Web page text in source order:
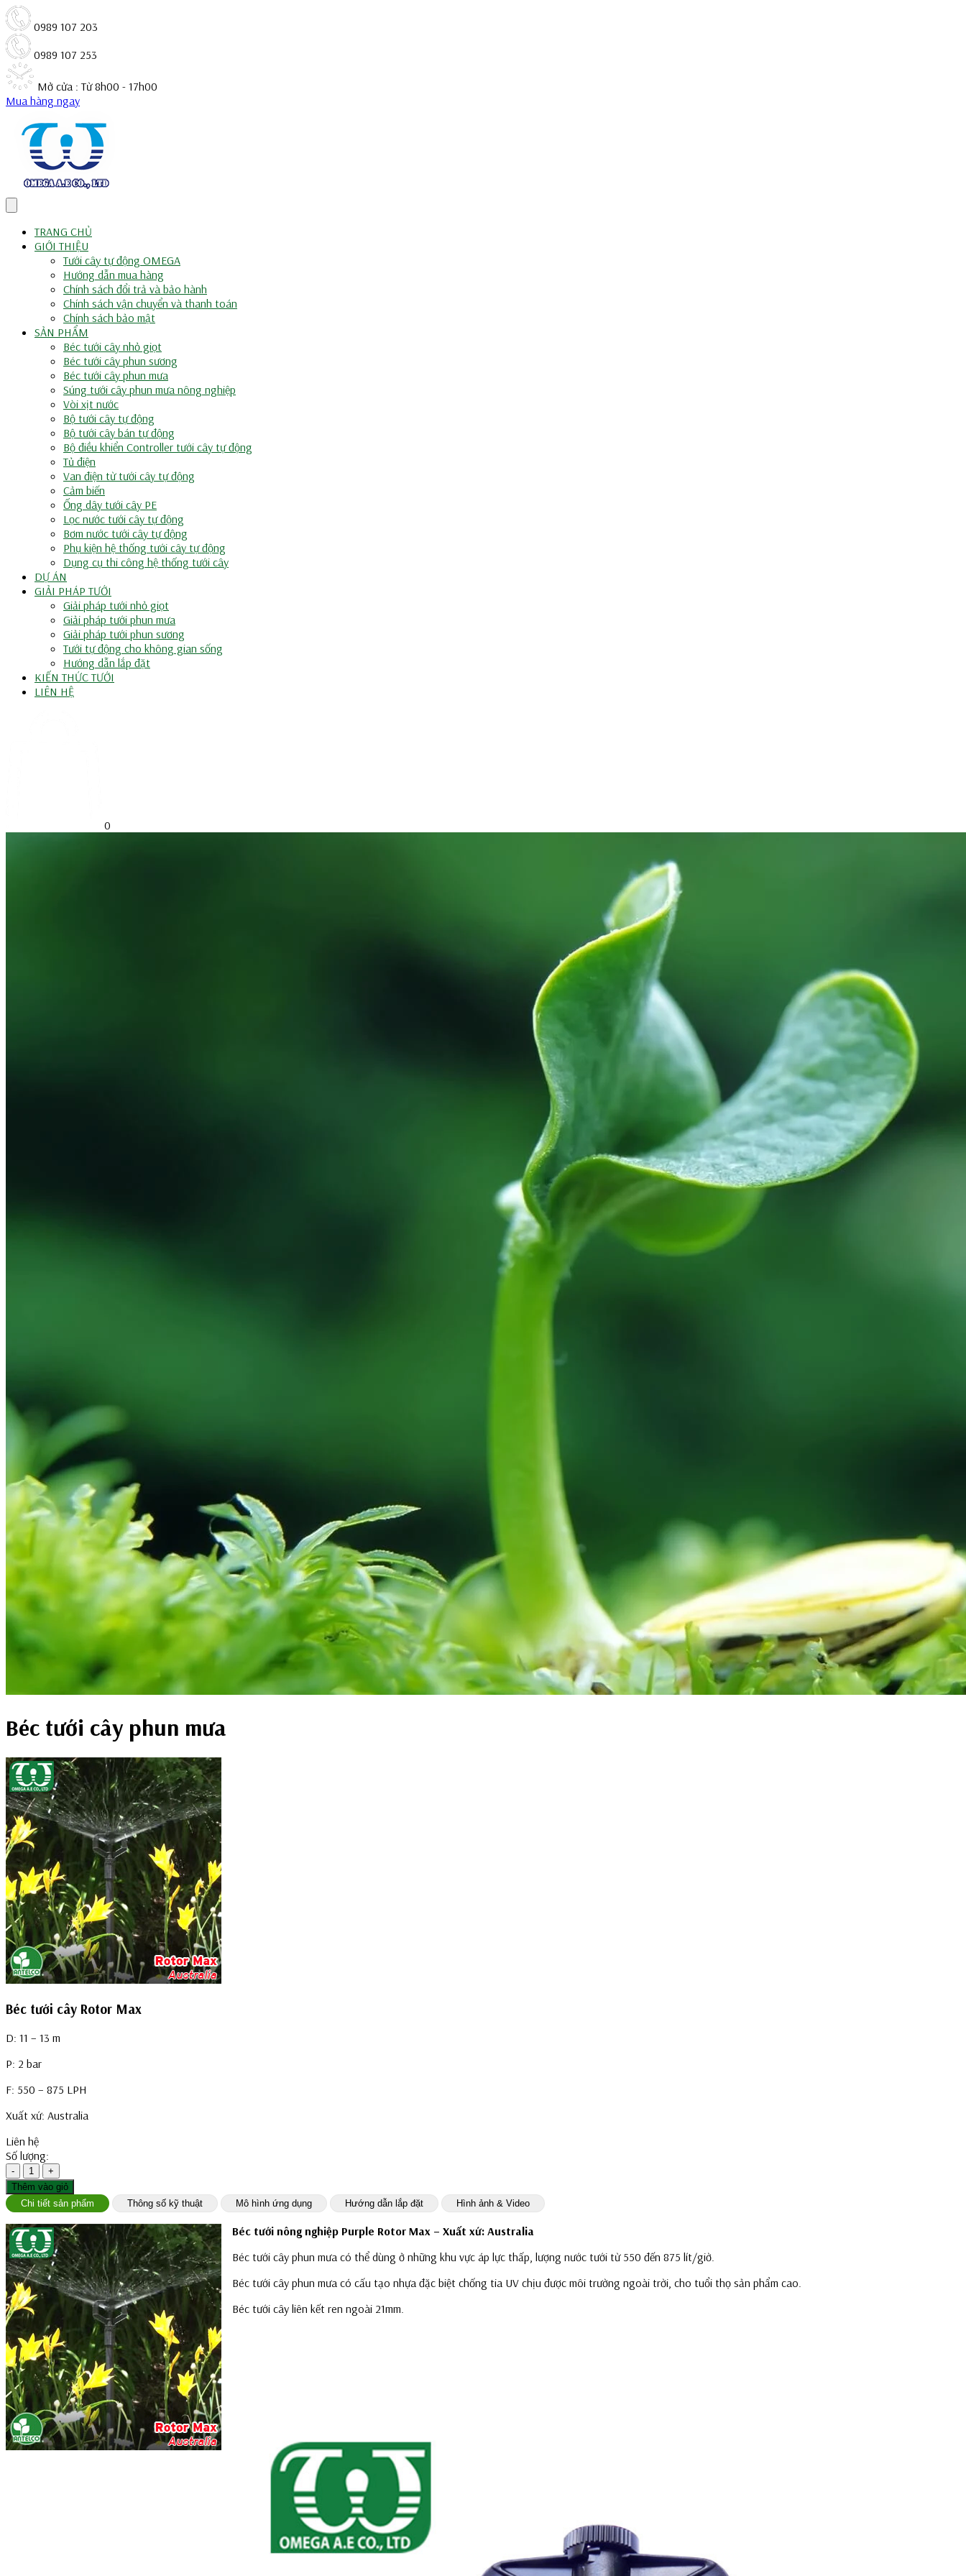
0989 107 203
0989 107 253
Mở cửa : Từ 8h00 - 17h00
Mua hàng ngay
TRANG CHỦ
GIỚI THIỆU
Tưới cây tự động OMEGA
Hướng dẫn mua hàng
Chính sách đổi trả và bảo hành
Chính sách vận chuyển và thanh toán
Chính sách bảo mật
SẢN PHẨM
Béc tưới cây nhỏ giọt
Béc tưới cây phun sương
Béc tưới cây phun mưa
Súng tưới cây phun mưa nông nghiệp
Vòi xịt nước
Bộ tưới cây tự động
Bộ tưới cây bán tự động
Bộ điều khiển Controller tưới cây tự động
Tủ điện
Van điện từ tưới cây tự động
Cảm biến
Ống dây tưới cây PE
Lọc nước tưới cây tự động
Bơm nước tưới cây tự động
Phụ kiện hệ thống tưới cây tự động
Dụng cụ thi công hệ thống tưới cây
DỰ ÁN
GIẢI PHÁP TƯỚI
Giải pháp tưới nhỏ giọt
Giải pháp tưới phun mưa
Giải pháp tưới phun sương
Tưới tự động cho không gian sống
Hướng dẫn lắp đặt
KIẾN THỨC TƯỚI
LIÊN HỆ
0
Béc tưới cây phun mưa
Béc tưới cây Rotor Max
D: 11 – 13 m
P: 2 bar
F: 550 – 875 LPH
Xuất xứ: Australia
Liên hệ
Số lượng:
- 1
+
Thêm vào giỏ
Chi tiết sản phẩm
Thông số kỹ thuật Mô hình ứng dụng Hướng dẫn lắp đặt Hình ảnh & Video
Béc tưới nông nghiệp Purple Rotor Max – Xuất xứ: Australia
Béc tưới cây phun mưa có thể dùng ở những khu vực áp lực thấp, lượng nước tưới từ 550 đến 875 lít/giờ.
Béc tưới cây phun mưa có cấu tạo nhựa đặc biệt chống tia UV chịu được môi trường ngoài trời, cho tuổi thọ sản phẩm cao.
Béc tưới cây liên kết ren ngoài 21mm.